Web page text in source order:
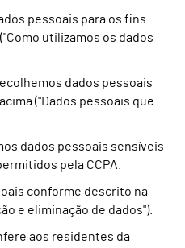
pessoais para os fins
utilizamos os dados
dados pessoais
("Dados pessoais que
dados pessoais sensíveis
pela CCPA.
conforme descrito na
e eliminação de dados").
aos residentes da